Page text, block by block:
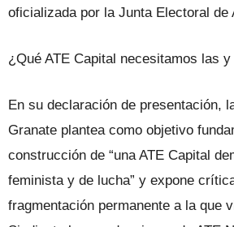
oficializada por la Junta Electoral de
¿Qué ATE Capital necesitamos las
En su declaración de presentación,
Granate plantea como objetivo
construcción de “una ATE Capital
feminista y de lucha” y expone
fragmentación permanente a la que